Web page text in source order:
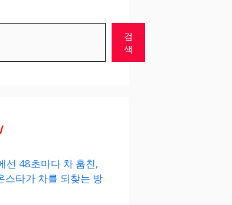
검
색
선 48초마다 차 훔친,
스타가 차를 되찾는 방